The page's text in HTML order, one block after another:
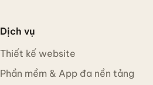
Dịch vụ
Thiết kế website
Phần mềm & App đa nền tảng